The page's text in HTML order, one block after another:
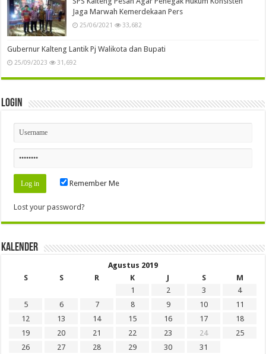
Jaga Marwah Kemerdekaan Pers
25/06/2021 33,682
Gubernur Kalteng Lantik Pj Walikota dan Bupati
25/09/2023 31,692
Login
Remember Me
Lost your password?
Kalender
Agustus 2019
S
S R K J S
M
1
2 3
4
5
6 7 8 9 10
11
12
13 14 15 16 17
18
19
20 21 22 23 24
25
26
27 28 29 30
31